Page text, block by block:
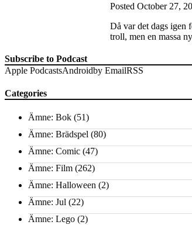
Posted October 27,
Då var det dags igen
troll, men en massa
Subscribe to Podcast
Apple PodcastsAndroidby EmailRSS
Categories
Ämne: Bok (51)
Ämne: Brädspel (80)
Ämne: Comic (47)
Ämne: Film (262)
Ämne: Halloween (2)
Ämne: Jul (22)
Ämne: Lego (2)